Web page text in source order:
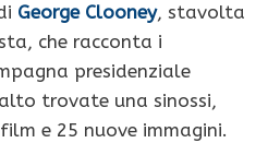
George Clooney, stavolta
che racconta i
presidenziale
trovate una sinossi,
e 25 nuove immagini.